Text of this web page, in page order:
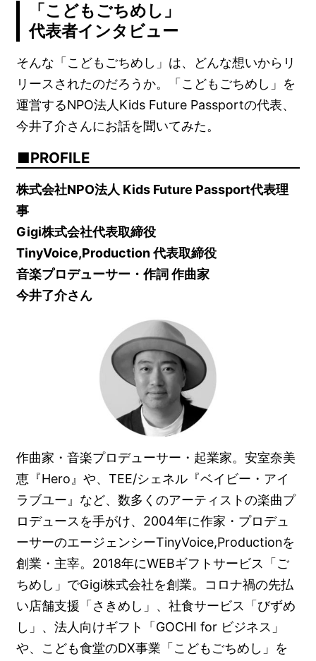
「こどもごちめし」
代表者インタビュー
そんな「こどもごちめし」は、どんな想いからリ
リースされたのだろうか。「こどもごちめし」を
運営するNPO法人Kids Future Passportの代表、
今井了介さんにお話を聞いてみた。
PROFILE
株式会社NPO法人 Kids Future Passport代表理
事
Gigi株式会社代表取締役
TinyVoice,Production 代表取締役
音楽プロデューサー・作詞 作曲家
今井了介さん
作曲家・音楽プロデューサー・起業家。安室奈美
恵『Hero』や、TEE/シェネル『ベイビー・アイ
ラブユー』など、数多くのアーティストの楽曲プ
ロデュースを手がけ、2004年に作家・プロデュ
ーサーのエージェンシーTinyVoice,Productionを
創業・主宰。2018年にWEBギフトサービス「ご
ちめし」でGigi株式会社を創業。コロナ禍の先払
い店舗支援「さきめし」、社食サービス「びずめ
し」、法人向けギフト「GOCHI for ビジネス」
や、こども食堂のDX事業「こどもごちめし」を